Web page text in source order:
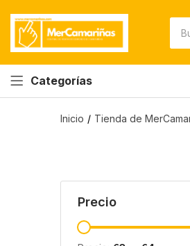
Categorías
Inicio Tienda de
Precio